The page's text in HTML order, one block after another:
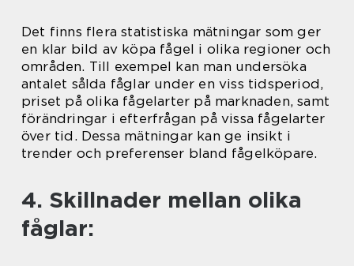
Det finns flera statistiska mätningar som ger
en klar bild av köpa fågel i olika regioner och
områden. Till exempel kan man undersöka
antalet sålda fåglar under en viss tidsperiod,
priset på olika fågelarter på marknaden, samt
förändringar i efterfrågan på vissa fågelarter
över tid. Dessa mätningar kan ge insikt i
trender och preferenser bland fågelköpare.
4. Skillnader mellan olika
fåglar: